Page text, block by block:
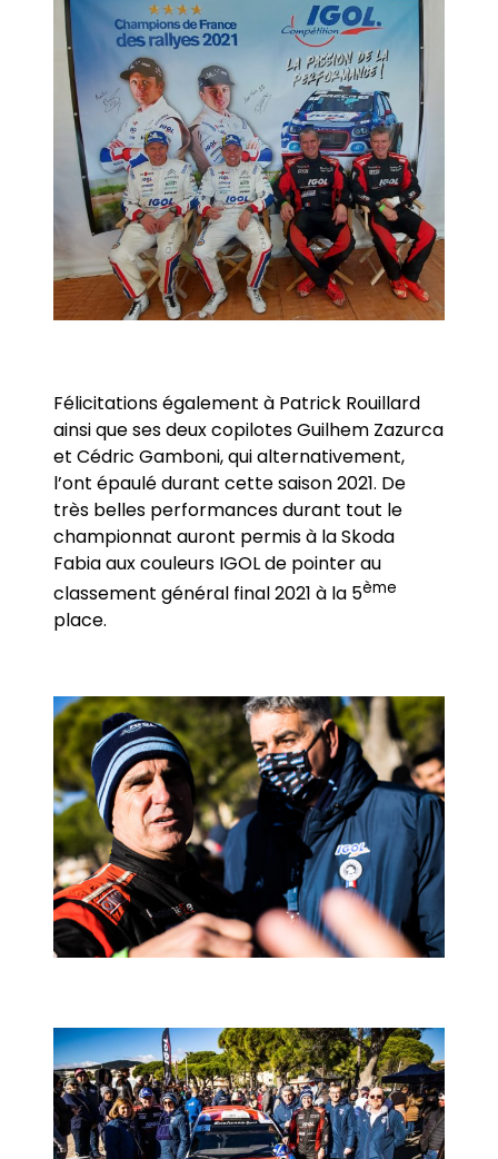
Félicitations également à Patrick Rouillard
ainsi que ses deux copilotes Guilhem Zazurca
et Cédric Gamboni, qui alternativement,
l’ont épaulé durant cette saison 2021. De
très belles performances durant tout le
championnat auront permis à la Skoda
Fabia aux couleurs IGOL de pointer au
classement général final 2021 à la 5ème
place.